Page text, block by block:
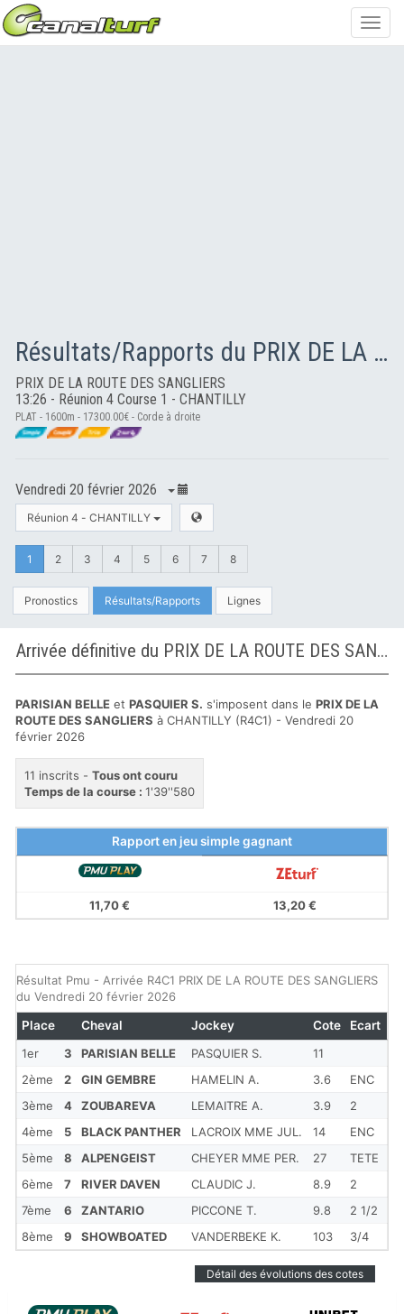
Résultats/Rapports du PRIX DE LA ROUTE DES SANGLIERS
PRIX DE LA ROUTE DES SANGLIERS
13:26 - Réunion 4 Course 1 - CHANTILLY
PLAT - 1600m - 17300.00€ - Corde à droite
Vendredi 20 février 2026
Réunion 4 - CHANTILLY
1 2 3 4 5 6 7 8
Pronostics Résultats/Rapports Lignes
Arrivée définitive du PRIX DE LA ROUTE DES SANGLIERS à CHANTILLY
PARISIAN BELLE et PASQUIER S. s'imposent dans le PRIX DE LA
ROUTE DES SANGLIERS à CHANTILLY (R4C1) - Vendredi 20
février 2026
11 inscrits - Tous ont couru
Temps de la course : 1'39''580
Rapport en jeu simple gagnant
11,70 € 13,20 €
Résultat Pmu - Arrivée R4C1 PRIX DE LA ROUTE DES SANGLIERS
du Vendredi 20 février 2026
1er 3 PARISIAN BELLE PASQUIER S.
11
2ème
2 GIN GEMBRE HAMELIN A. 3.6
ENC
3ème
4 ZOUBAREVA LEMAITRE A. 3.9
2
4ème
5 BLACK PANTHER LACROIX MME JUL. 14
ENC
5ème
8 ALPENGEIST CHEYER MME PER. 27
TETE
6ème
7 RIVER DAVEN CLAUDIC J. 8.9
2
7ème
6 ZANTARIO PICCONE T. 9.8
2 1/2
8ème
9 SHOWBOATED VANDERBEKE K. 103 3/4
Place Cheval Jockey Cote Ecart
Détail des évolutions des cotes